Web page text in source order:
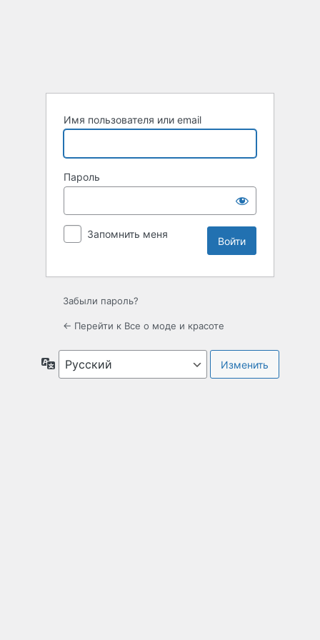
Имя пользователя или email
Пароль
Запомнить меня
Забыли пароль?
← Перейти к Все о моде и красоте
Язык